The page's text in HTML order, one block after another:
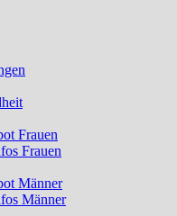
Frauen
Frauen
Männer
Männer